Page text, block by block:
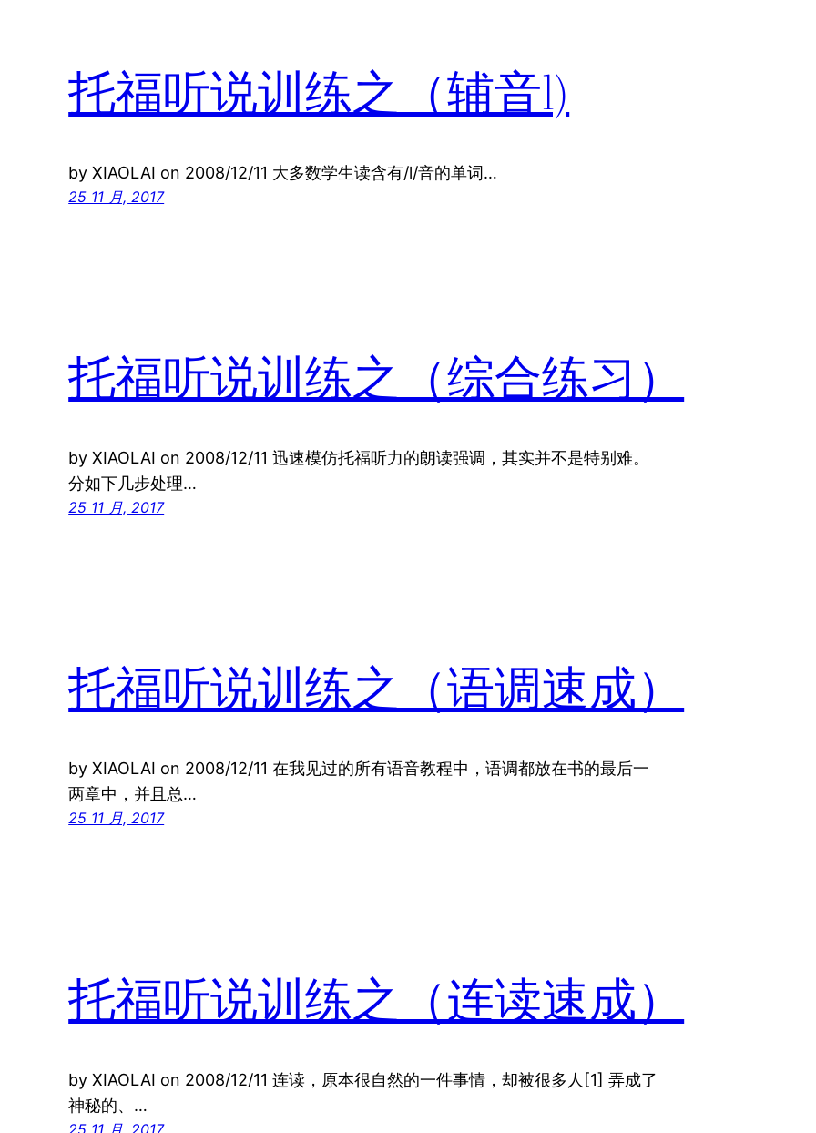
托福听说训练之（辅音l)
by XIAOLAI on 2008/12/11 大多数学生读含有/l/音的单词…
25 11 月, 2017
托福听说训练之（综合练习）
by XIAOLAI on 2008/12/11 迅速模仿托福听力的朗读强调，其实并不是特别难。
分如下几步处理…
25 11 月, 2017
托福听说训练之（语调速成）
by XIAOLAI on 2008/12/11 在我见过的所有语音教程中，语调都放在书的最后一
两章中，并且总…
25 11 月, 2017
托福听说训练之（连读速成）
by XIAOLAI on 2008/12/11 连读，原本很自然的一件事情，却被很多人[1] 弄成了
神秘的、…
25 11 月, 2017